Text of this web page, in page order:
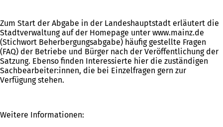
Zum Start der Abgabe in der Landeshauptstadt erläutert die
Stadtverwaltung auf der Homepage unter www.mainz.de
(Stichwort Beherbergungsabgabe) häufig gestellte Fragen
(FAQ) der Betriebe und Bürger nach der Veröffentlichung der
Satzung. Ebenso finden Interessierte hier die zuständigen
Sachbearbeiter:innen, die bei Einzelfragen gern zur
Verfügung stehen.
Weitere Informationen: